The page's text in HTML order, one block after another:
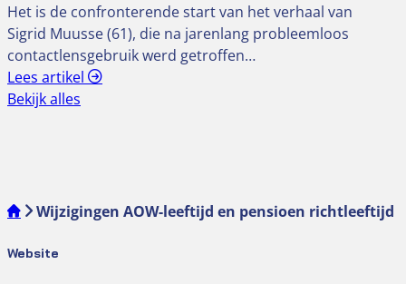
Het is de confronterende start van het verhaal van
Sigrid Muusse (61), die na jarenlang probleemloos
contactlensgebruik werd getroffen…
Lees artikel
Bekijk alles
Wijzigingen AOW-leeftijd en pensioen richtleeftijd
Website